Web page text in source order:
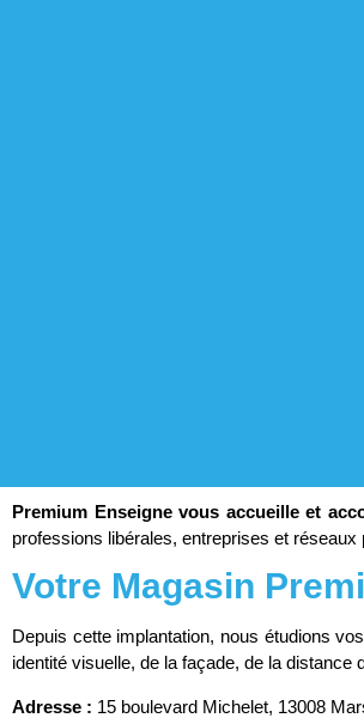
Premium Enseigne vous accueille et
professions libérales, entreprises et
Votre Magasin
Depuis cette implantation, nous étudions
identité visuelle, de la façade, de la
Adresse : 15 boulevard Michelet, 13008